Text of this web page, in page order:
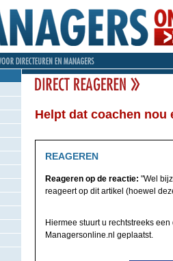
Helpt dat coachen nou
REAGEREN
Reageren op de reactie: "Wel
reageert op dit artikel (hoewel
Hiermee stuurt u rechtstreeks
Managersonline.nl geplaatst.